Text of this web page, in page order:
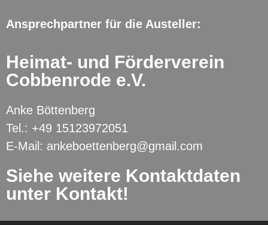
Ansprechpartner für die Austeller:
Heimat- und Förderverein
Cobbenrode e.V.
Anke Böttenberg
Tel.: +49 15123972051
E-Mail: ankeboettenberg@gmail.com
Siehe weitere Kontaktdaten
unter Kontakt!